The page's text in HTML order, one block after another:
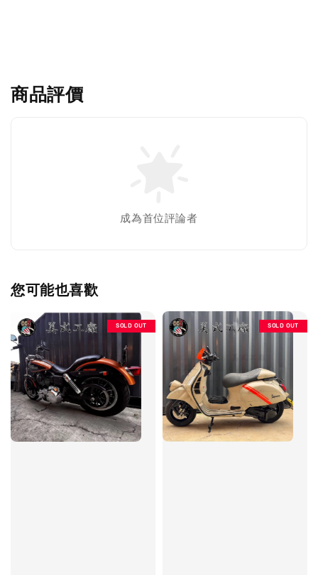
商品評價
成為首位評論者
您可能也喜歡
SOLD OUT SOLD OUT